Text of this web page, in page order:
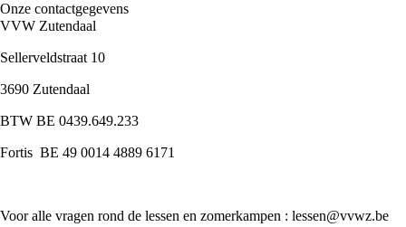
Onze contactgegevens
VVW Zutendaal
Sellerveldstraat 10
3690 Zutendaal
BTW BE 0439.649.233
Fortis BE 49 0014 4889 6171
Voor alle vragen rond de lessen en zomerkampen : lessen@vvwz.be